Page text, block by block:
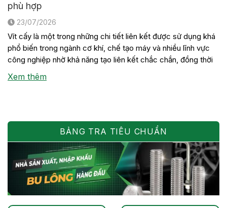
phù hợp
23/07/2026
Vít cấy là một trong những chi tiết liên kết được sử dụng khá
phổ biến trong ngành cơ khí, chế tạo máy và nhiều lĩnh vực
công nghiệp nhờ khả năng tạo liên kết chắc chắn, đồng thời
thuận tiện cho việc tháo lắp khi cần bảo trì hoặc thay thế thiết
bị. Mặc […]
Xem thêm
BẢNG TRA TIÊU CHUẨN